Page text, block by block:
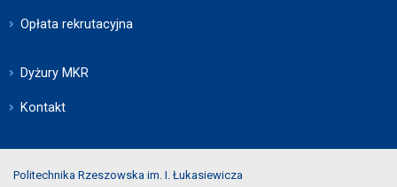
Opłata rekrutacyjna
Dyżury MKR
Kontakt
Politechnika Rzeszowska im. I. Łukasiewicza